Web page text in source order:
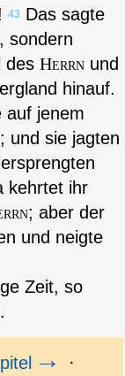
43 Das sagte
sondern
desHerrn und
hinauf.
auf jenem
und sie jagten
kehrtet ihr
; aber der
und neigte
Zeit, so
→
·